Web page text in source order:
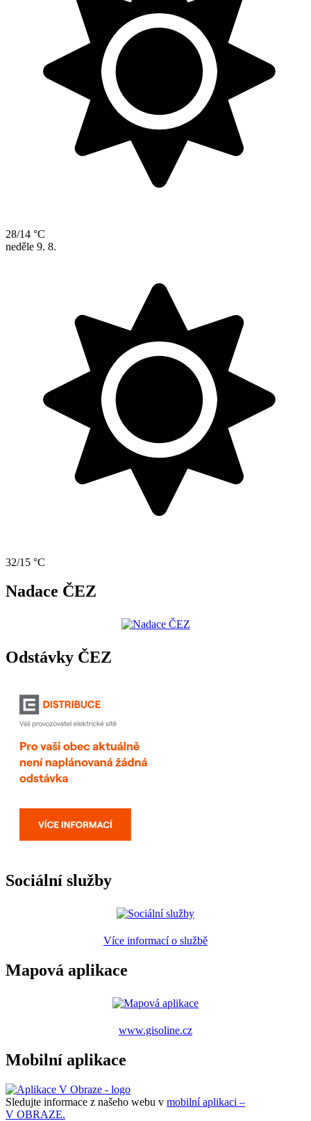
28/14 °C
neděle 9. 8.
32/15 °C
Nadace ČEZ
Odstávky ČEZ
Sociální služby
Více informací o službě
Mapová aplikace
www.gisoline.cz
Mobilní aplikace
Sledujte informace z našeho webu v mobilní aplikaci –
V OBRAZE.